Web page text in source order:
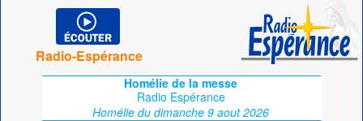
Radio-Espérance
Homélie de la messe
Radio Espérance
Homélie du dimanche 9 aout 2026